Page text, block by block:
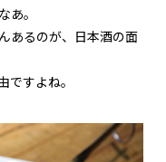
あ。
あるのが、日本酒の面
ですよね。